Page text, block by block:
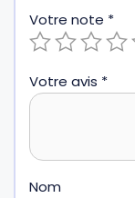
Votre note *
Votre avis *
Nom